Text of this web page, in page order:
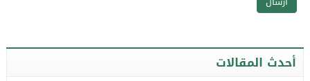
أحدث المقالات